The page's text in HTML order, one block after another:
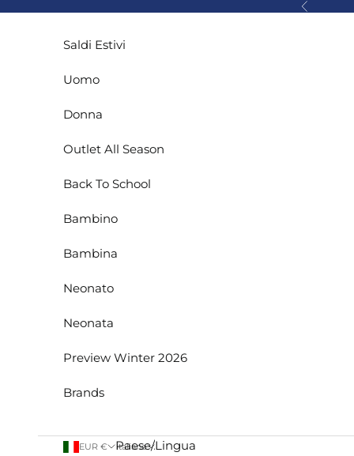
Precedente
Saldi Estivi
Uomo
Donna
Outlet All Season
Back To School
Bambino
Bambina
Neonato
Neonata
Preview Winter 2026
Brands
EUR €
Paese/Area
Italiano
Lingua